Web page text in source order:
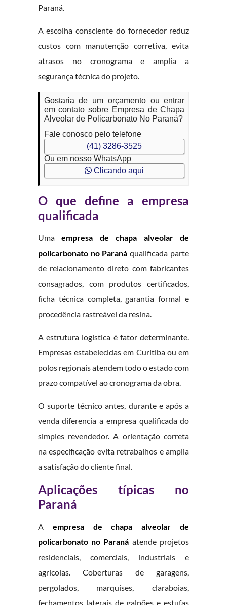
Paraná.
A escolha consciente do fornecedor reduz
custos com manutenção corretiva, evita
atrasos no cronograma e amplia a
segurança técnica do projeto.
Gostaria de um orçamento ou entrar
em contato sobre Empresa de Chapa
Alveolar de Policarbonato No Paraná?
Fale conosco pelo telefone
(41) 3286-3525
Ou em nosso WhatsApp
Clicando aqui
O que define a empresa
qualificada
Umaempresa de chapa alveolar de
policarbonato no Paraná qualificada parte
de relacionamento direto com fabricantes
consagrados, com produtos certificados,
ficha técnica completa, garantia formal e
procedência rastreável da resina.
A estrutura logística é fator determinante.
Empresas estabelecidas em Curitiba ou em
polos regionais atendem todo o estado com
prazo compatível ao cronograma da obra.
O suporte técnico antes, durante e após a
venda diferencia a empresa qualificada do
simples revendedor. A orientação correta
na especificação evita retrabalhos e amplia
a satisfação do cliente final.
Aplicações típicas no
Paraná
A empresa de chapa alveolar de
policarbonato no Paraná atende projetos
residenciais, comerciais, industriais e
agrícolas. Coberturas de garagens,
pergolados, marquises, claraboias,
fechamentos laterais de galpões e estufas